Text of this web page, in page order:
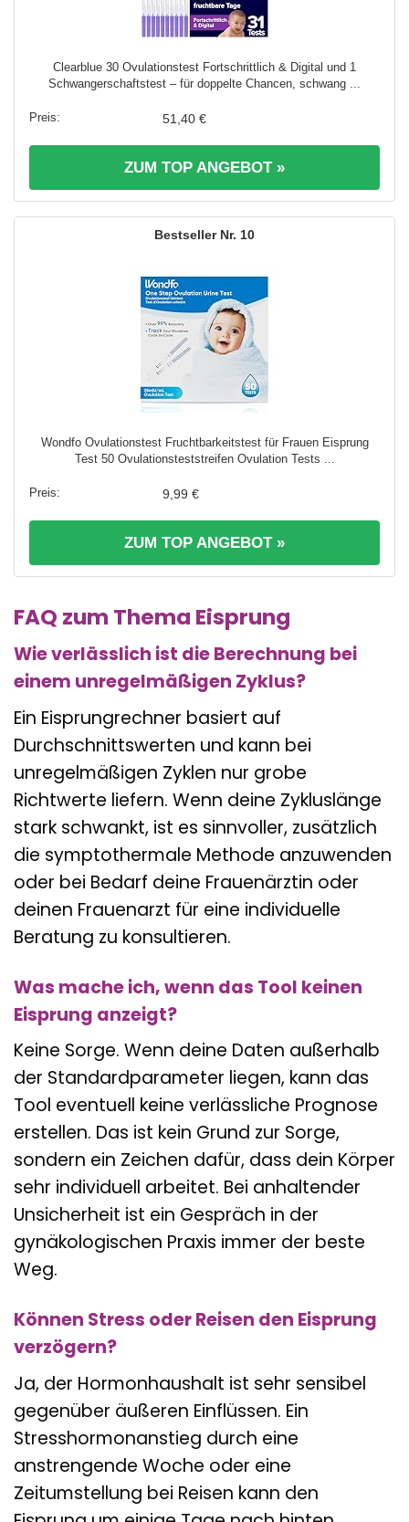
Clearblue 30 Ovulationstest Fortschrittlich & Digital und 1
Schwangerschaftstest – für doppelte Chancen, schwang ...
51,40 €
ZUM TOP ANGEBOT »
10
Wondfo Ovulationstest Fruchtbarkeitstest für Frauen Eisprung
Test 50 Ovulationsteststreifen Ovulation Tests ...
9,99 €
ZUM TOP ANGEBOT »
FAQ zum Thema Eisprung
Wie verlässlich ist die Berechnung bei
einem unregelmäßigen Zyklus?
Ein Eisprungrechner basiert auf
Durchschnittswerten und kann bei
unregelmäßigen Zyklen nur grobe
Richtwerte liefern. Wenn deine Zykluslänge
stark schwankt, ist es sinnvoller, zusätzlich
die symptothermale Methode anzuwenden
oder bei Bedarf deine Frauenärztin oder
deinen Frauenarzt für eine individuelle
Beratung zu konsultieren.
Was mache ich, wenn das Tool keinen
Eisprung anzeigt?
Keine Sorge. Wenn deine Daten außerhalb
der Standardparameter liegen, kann das
Tool eventuell keine verlässliche Prognose
erstellen. Das ist kein Grund zur Sorge,
sondern ein Zeichen dafür, dass dein Körper
sehr individuell arbeitet. Bei anhaltender
Unsicherheit ist ein Gespräch in der
gynäkologischen Praxis immer der beste
Weg.
Können Stress oder Reisen den Eisprung
verzögern?
Ja, der Hormonhaushalt ist sehr sensibel
gegenüber äußeren Einflüssen. Ein
Stresshormonanstieg durch eine
anstrengende Woche oder eine
Zeitumstellung bei Reisen kann den